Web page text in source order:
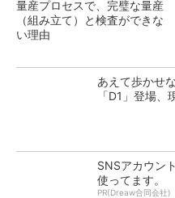
量産プロセスで、完璧な量産
（組み立て）と検査ができな
い理由
あえて歩かせ
「D1」登場
SNSアカウン
使ってます。
PR(Dreaw合同会社)